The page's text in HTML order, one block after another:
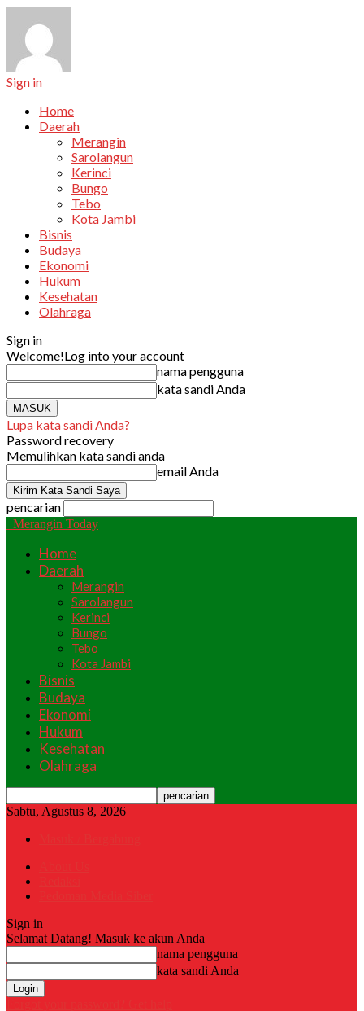
Sign in
Home
Daerah
Merangin
Sarolangun
Kerinci
Bungo
Tebo
Kota Jambi
Bisnis
Budaya
Ekonomi
Hukum
Kesehatan
Olahraga
Sign in
Welcome!Log into your account
nama pengguna
kata sandi Anda
Lupa kata sandi Anda?
Password recovery
Memulihkan kata sandi anda
email Anda
pencarian
Merangin Today
Home
Daerah
Merangin
Sarolangun
Kerinci
Bungo
Tebo
Kota Jambi
Bisnis
Budaya
Ekonomi
Hukum
Kesehatan
Olahraga
Sabtu, Agustus 8, 2026
Sign in
Selamat Datang! Masuk ke akun Anda
nama pengguna
kata sandi Anda